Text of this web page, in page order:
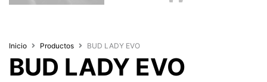
Inicio Productos BUD LADY EVO
BUD LADY EVO